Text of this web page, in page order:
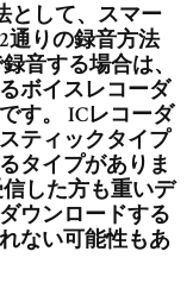
として、スマー
通りの録音方法
音する場合は、
ボイスレコーダ
す。 ICレコーダ
ティックタイプ
タイプがありま
した方も重いデ
ウンロードする
ない可能性もあ